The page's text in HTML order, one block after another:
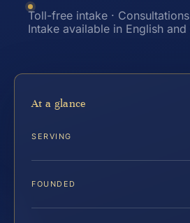
Toll-free intake ·
Intake available in English and
At a glance
SERVING
FOUNDED